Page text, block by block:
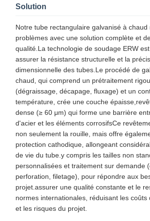
Solution
Notre tube rectangulaire galvanisé à chaud
problèmes avec une solution complète et
qualité.La technologie de soudage ERW
assurer la résistance structurelle et la
dimensionnelle des tubes.Le procédé de
chaud, qui comprend un prétraitement
(dégraissage, décapage, fluxage) et un
température, crée une couche
dense (≥ 60 μm) qui forme une barrière
d'acier et les éléments corrosifsCe
non seulement la rouille, mais offre
protection cathodique, allongeant
de vie du tube.y compris les tailles non
personnalisées et traitement sur demande
perforation, filetage), pour répondre aux
projet.assurer une qualité constante et le
normes internationales, réduisant les coûts
et les risques du projet.